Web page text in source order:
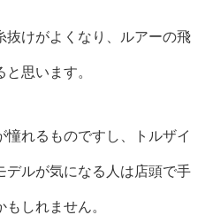
抜けがよくなり、ルアーの飛
思います。
れるものですし、トルザイ
デルが気になる人は店頭で手
しれません。